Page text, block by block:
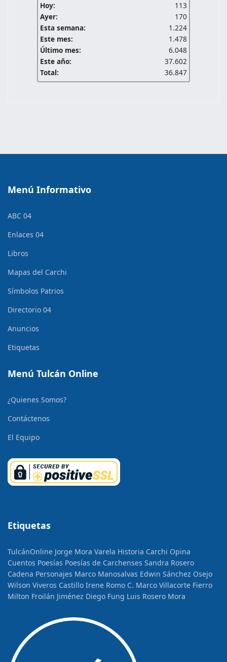
Hoy:
113
Ayer:
170
Esta semana:
1.224
Este mes:
1.478
Último mes:
6.048
Este año:
37.602
Total:
36.847
Menú Informativo
ABC 04
Enlaces 04
Libros
Mapas del Carchi
Símbolos Patrios
Directorio 04
Anuncios
Etiquetas
Menú Tulcán Online
¿Quienes Somos?
Contáctenos
El Equipo
Etiquetas
TulcánOnline Jorge Mora Varela Historia Carchi Opina
Cuentos Poesías Poesías de Carchenses Sandra Rosero
Cadena Personajes Marco Manosalvas Edwin Sánchez Osejo
Wilson Viveros Castillo Irene Romo C. Marco Villacorte Fierro
Milton Froilán Jiménez Diego Fung Luis Rosero Mora